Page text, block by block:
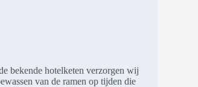
bekende hotelketen verzorgen wij
van de ramen op tijden die